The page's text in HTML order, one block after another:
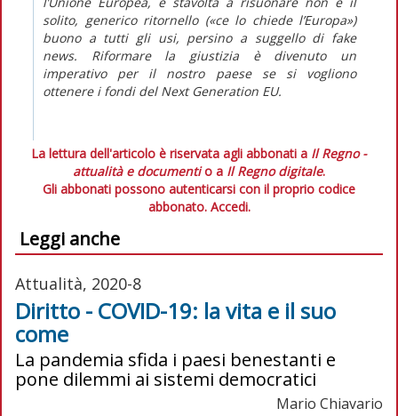
solito, generico ritornello («ce lo chiede l’Europa»)
buono a tutti gli usi, persino a suggello di fake
news. Riformare la giustizia è divenuto un
imperativo per il nostro paese se si vogliono
ottenere i fondi del Next Generation EU.
La lettura dell'articolo è riservata agli abbonati a Il Regno -
attualità e documentio a Il Regno digitale.
Gli abbonati possono autenticarsi con il proprio codice
abbonato. Accedi.
Leggi anche
Attualità, 2020-8
Diritto - COVID-19: la vita e il suo
come
La pandemia sfida i paesi benestanti e
pone dilemmi ai sistemi democratici
Mario Chiavario